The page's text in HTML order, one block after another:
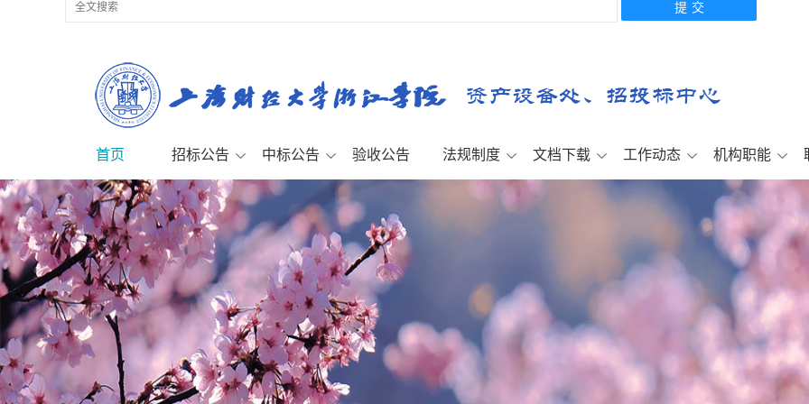
首页 招标公告 中标公告 验收公告 法规制度 文档下载 工作动态 机构职能